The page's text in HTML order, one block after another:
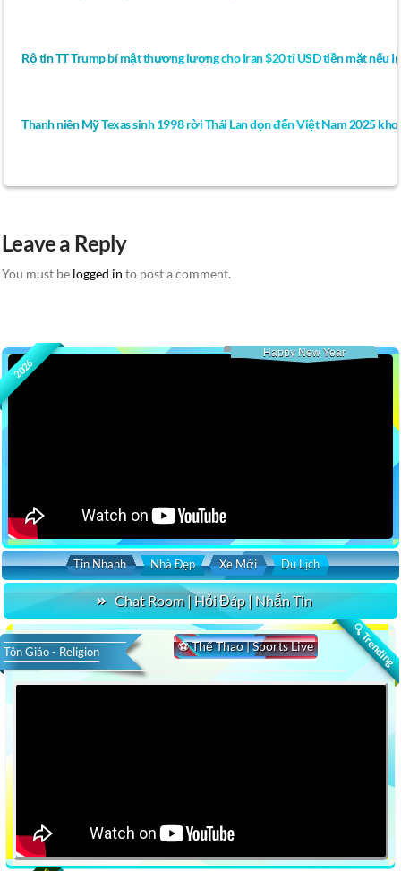
Rộ tin TT Trump bí mật thương lượng cho Iran $20 tỉ USD tiền mặt nếu
Thanh niên Mỹ Texas sinh 1998 rời Thái Lan dọn đến Việt Nam 2025
Leave a Reply
You must be logged in to post a comment.
2026
Happy New Year
Tin Nhanh Nhà Đẹp Xe Mới Du Lịch
Chat Room | Hỏi Đáp | Nhắn Tin
🔍 Trending
⚽ Thể Thao | Sports Live
Tôn Giáo - Religion